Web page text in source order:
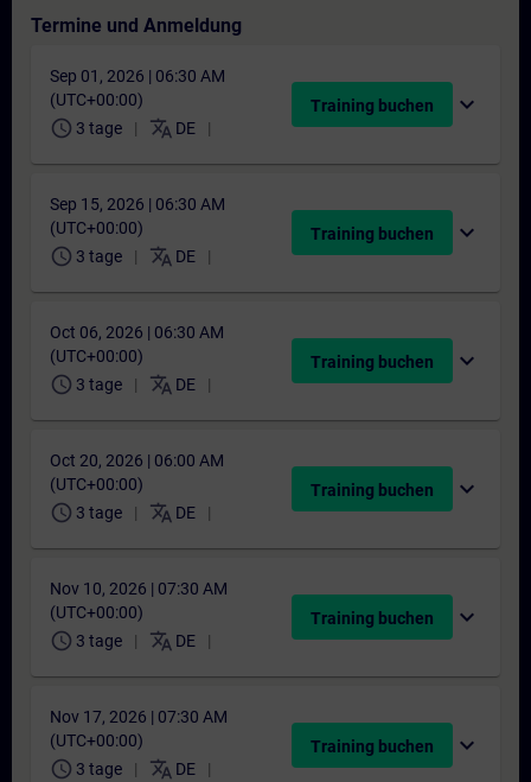
Termine und Anmeldung
Sep 01, 2026 | 06:30 AM
(UTC+00:00)
schedule 3 tage translate DE
Training buchen expand_more
Sep 15, 2026 | 06:30 AM
(UTC+00:00)
schedule 3 tage translate DE
Training buchen expand_more
Oct 06, 2026 | 06:30 AM
(UTC+00:00)
schedule 3 tage translate DE
Training buchen expand_more
Oct 20, 2026 | 06:00 AM
(UTC+00:00)
schedule 3 tage translate DE
Training buchen expand_more
Nov 10, 2026 | 07:30 AM
(UTC+00:00)
schedule 3 tage translate DE
Training buchen expand_more
Nov 17, 2026 | 07:30 AM
(UTC+00:00)
schedule 3 tage translate DE
Training buchen expand_more